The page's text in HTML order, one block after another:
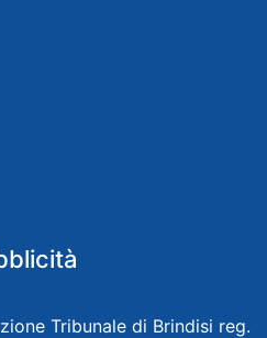
Tribunale di Brindisi reg.